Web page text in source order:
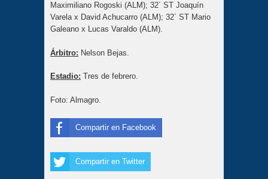
Maximiliano Rogoski (ALM); 32´ ST Joaquín
Varela x David Achucarro (ALM); 32´ ST Mario
Galeano x Lucas Varaldo (ALM).
Árbitro: Nelson Bejas.
Estadio: Tres de febrero.
Foto: Almagro.
Compartir en Facebook
Compartir en Twitter